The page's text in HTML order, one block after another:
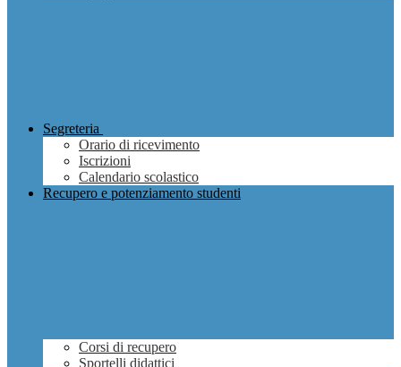
Segreteria
Orario di ricevimento
Iscrizioni
Calendario scolastico
Recupero e potenziamento studenti
Corsi di recupero
Sportelli didattici